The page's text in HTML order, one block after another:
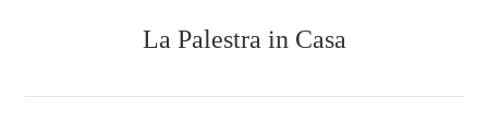
La Palestra in Casa